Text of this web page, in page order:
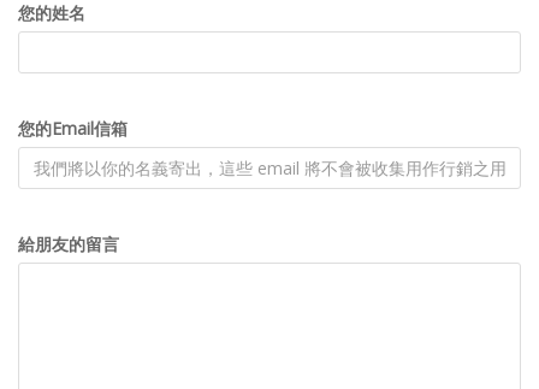
您的姓名
您的Email信箱
給朋友的留言